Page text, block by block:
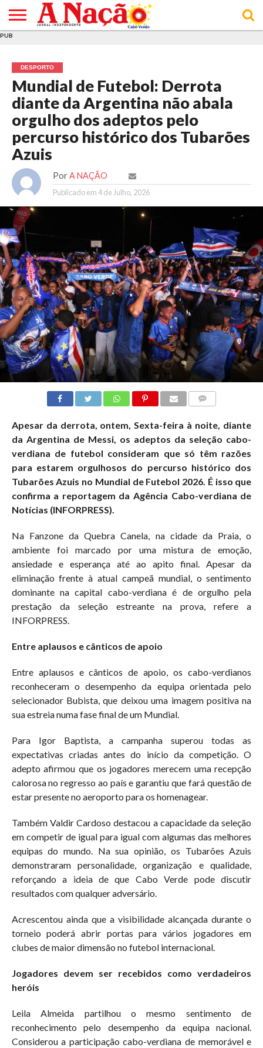
E DE
COOKIES
DE
UTILIZAÇÃO
PUB
DESPORTO
Mundial de Futebol: Derrota
diante da Argentina não abala
orgulho dos adeptos pelo
percurso histórico dos Tubarões
Azuis
Por A NAÇÃO
Publicado em4 de Julho, 2026
Apesar da derrota, ontem, Sexta-feira à noite, diante
da Argentina de Messi, os adeptos da seleção cabo-
verdiana de futebol consideram que só têm razões
para estarem orgulhosos do percurso histórico dos
Tubarões Azuis no Mundial de Futebol 2026. É isso que
confirma a reportagem da Agência Cabo-verdiana de
Notícias (INFORPRESS).
Na Fanzone da Quebra Canela, na cidade da Praia, o
ambiente foi marcado por uma mistura de emoção,
ansiedade e esperança até ao apito final. Apesar da
eliminação frente à atual campeã mundial, o sentimento
dominante na capital cabo-verdiana é de orgulho pela
prestação da seleção estreante na prova, refere a
INFORPRESS.
Entre aplausos e cânticos de apoio
Entre aplausos e cânticos de apoio, os cabo-verdianos
reconheceram o desempenho da equipa orientada pelo
selecionador Bubista, que deixou uma imagem positiva na
sua estreia numa fase final de um Mundial.
Para Igor Baptista, a campanha superou todas as
expectativas criadas antes do início da competição. O
adepto afirmou que os jogadores merecem uma recepção
calorosa no regresso ao país e garantiu que fará questão de
estar presente no aeroporto para os homenagear.
Também Valdir Cardoso destacou a capacidade da seleção
em competir de igual para igual com algumas das melhores
equipas do mundo. Na sua opinião, os Tubarões Azuis
demonstraram personalidade, organização e qualidade,
reforçando a ideia de que Cabo Verde pode discutir
resultados com qualquer adversário.
Acrescentou ainda que a visibilidade alcançada durante o
torneio poderá abrir portas para vários jogadores em
clubes de maior dimensão no futebol internacional.
Jogadores devem ser recebidos como verdadeiros
heróis
Leila Almeida partilhou o mesmo sentimento de
reconhecimento pelo desempenho da equipa nacional.
Considerou a participação cabo-verdiana de memorável e